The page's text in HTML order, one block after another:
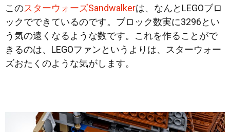
このスターウォーズSandwalkerは、なんとLEGOブロ
ックでできているのです。ブロック数実に3296とい
う気の遠くなるような数です。これを作ることがで
きるのは、LEGOファンというよりは、スターウォー
ズおたくのような気がします。